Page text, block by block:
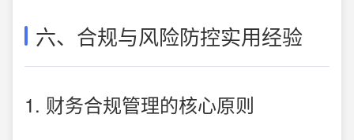
六、合规与风险防控实用经验
1. 财务合规管理的核心原则